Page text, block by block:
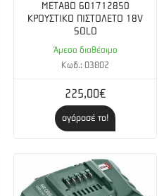
METABO 601712850
ΚΡΟΥΣΤΙΚΟ ΠΙΣΤΟΛΕΤΟ 18V
SOLO
Άμεσα διαθέσιμο
Κωδ.: 03802
225,00€
αγόρασέ το!